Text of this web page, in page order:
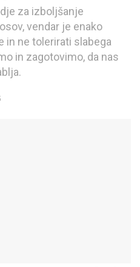
za izboljšanje
vendar je enako
in ne tolerirati slabega
in zagotovimo, da nas